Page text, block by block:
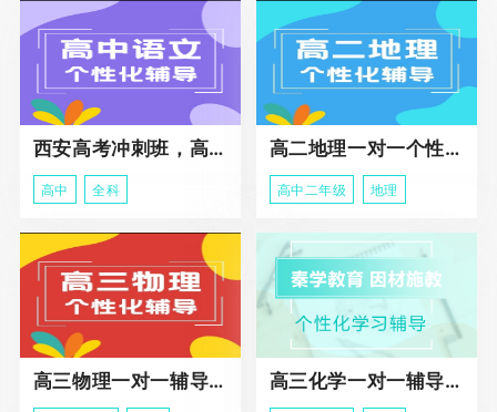
西安高考冲刺班，高三全科辅导
高中 全科
高二地理一对一个性化冲刺辅导课程
高中二年级 地理
高三物理一对一辅导课程 高三化学一对一辅导课程